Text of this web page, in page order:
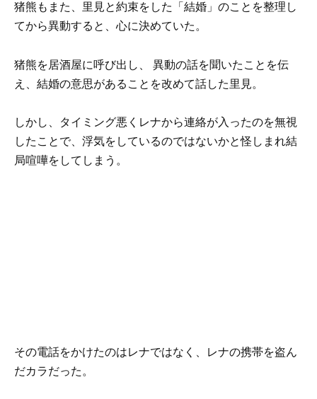
猪熊もまた、里見と約束をした「結婚」のことを整理し
てから異動すると、心に決めていた。
猪熊を居酒屋に呼び出し、 異動の話を聞いたことを伝
え、結婚の意思があることを改めて話した里見。
しかし、タイミング悪くレナから連絡が入ったのを無視
したことで、浮気をしているのではないかと怪しまれ結
局喧嘩をしてしまう。
その電話をかけたのはレナではなく、レナの携帯を盗ん
だカラだった。